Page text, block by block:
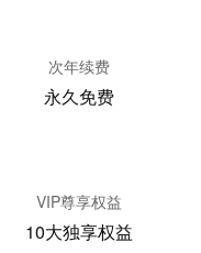
次年续费
永久免费
VIP尊享权益
10大独享权益